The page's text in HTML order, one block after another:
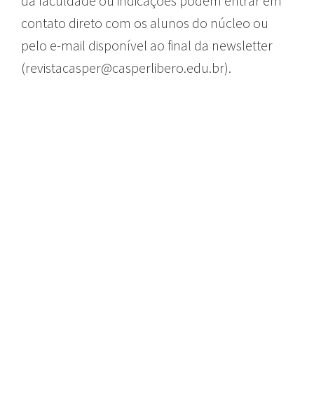
contato direto com os alunos do núcleo ou
pelo e-mail disponível ao final da newsletter
(revistacasper@casperlibero.edu.br).